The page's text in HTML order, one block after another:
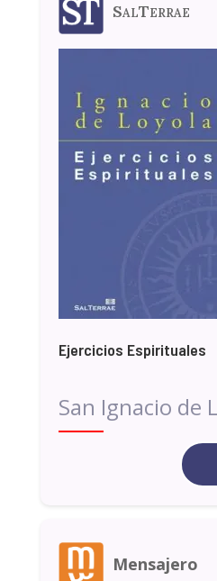
SalTerrae
Ejercicios Espirituales
San Ignacio de
Mensajero